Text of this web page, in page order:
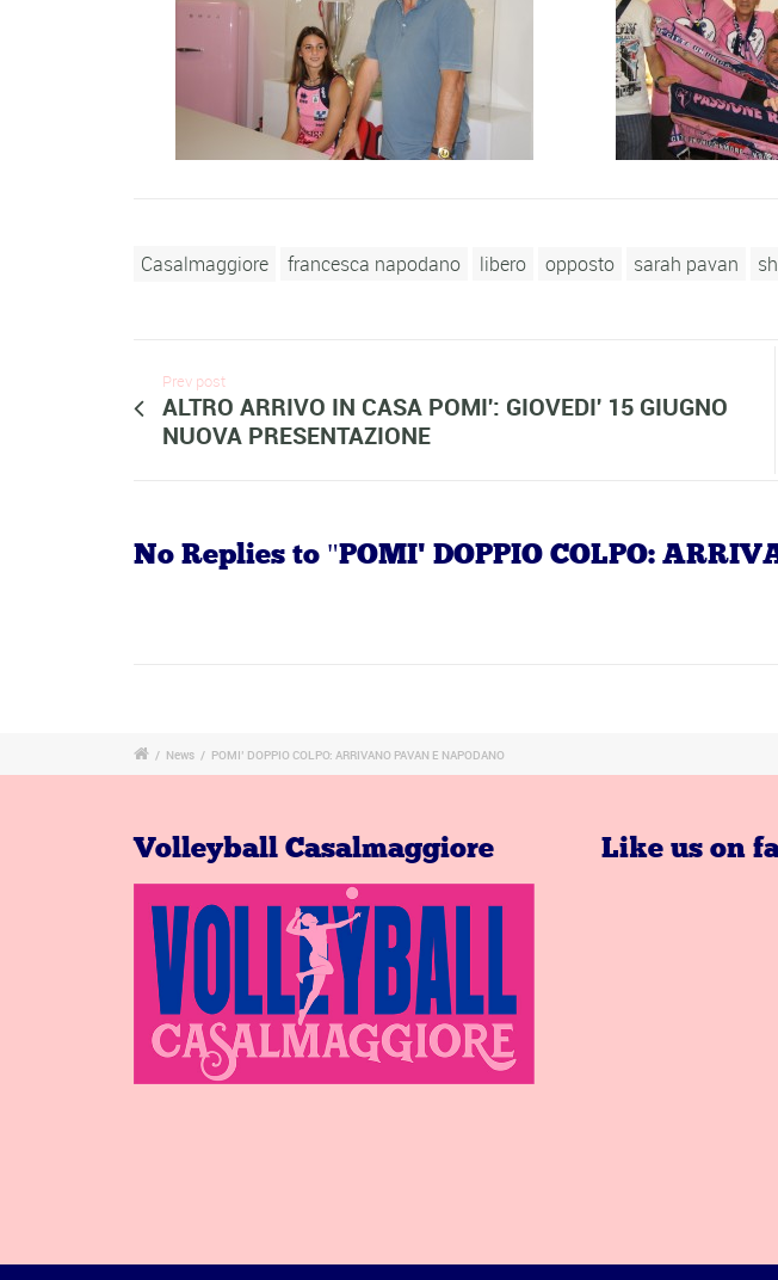
Casalmaggiore francesca napodano libero opposto sarah pavan
Prev post
ALTRO ARRIVO IN CASA POMI': GIOVEDI' 15 GIUGNO
NUOVA PRESENTAZIONE
No Replies to "POMI' DOPPIO COLPO:
/ News / POMI’ DOPPIO COLPO: ARRIVANO PAVAN E NAPODANO
Volleyball Casalmaggiore Like us on